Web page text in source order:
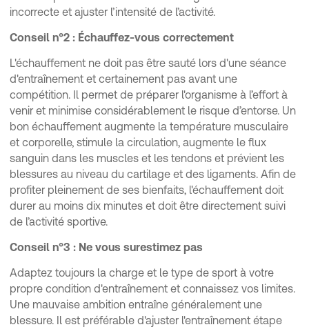
incorrecte et ajuster l’intensité de l’activité.
Conseil n°2 : Échauffez-vous correctement
L'échauffement ne doit pas être sauté lors d'une séance
d'entraînement et certainement pas avant une
compétition. Il permet de préparer l'organisme à l’effort à
venir et minimise considérablement le risque d’entorse. Un
bon échauffement augmente la température musculaire
et corporelle, stimule la circulation, augmente le flux
sanguin dans les muscles et les tendons et prévient les
blessures au niveau du cartilage et des ligaments. Afin de
profiter pleinement de ses bienfaits, l'échauffement doit
durer au moins dix minutes et doit être directement suivi
de l’activité sportive.
Conseil n°3 : Ne vous surestimez pas
Adaptez toujours la charge et le type de sport à votre
propre condition d'entraînement et connaissez vos limites.
Une mauvaise ambition entraîne généralement une
blessure. Il est préférable d'ajuster l'entraînement étape